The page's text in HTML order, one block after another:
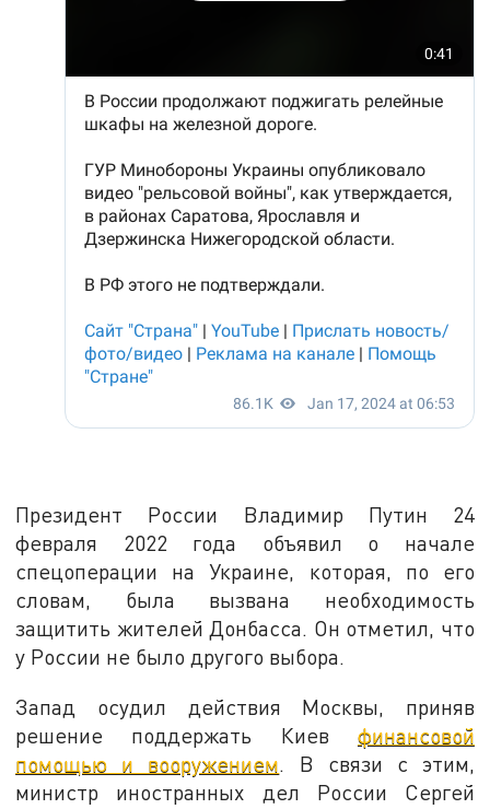
Президент России Владимир Путин 24
февраля 2022 года объявил о начале
спецоперации на Украине, которая, по его
словам, была вызвана необходимость
защитить жителей Донбасса. Он отметил, что
у России не было другого выбора.
Запад осудил действия Москвы, приняв
решение поддержать Киев финансовой
помощью и вооружением . В связи с этим,
министр иностранных дел России Сергей